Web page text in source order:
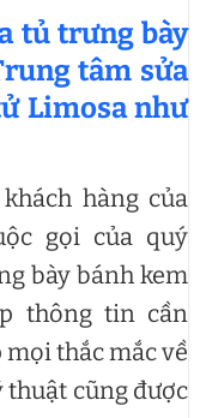
tủ trưng bày
tâm sửa
Limosa như
hàng của
gọi của quý
bày bánh kem
thông tin cần
thắc mắc về
thuật cũng được